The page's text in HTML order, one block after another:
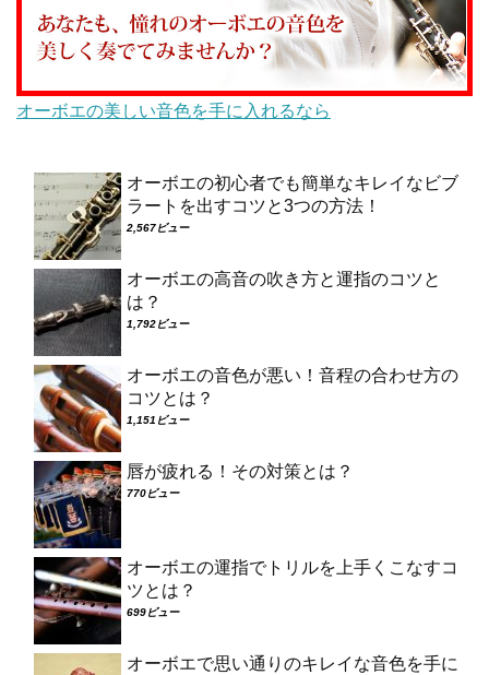
オーボエの美しい音色を手に入れるなら
オーボエの初心者でも簡単なキレイなビブ
ラートを出すコツと3つの方法！
2,567ビュー
オーボエの高音の吹き方と運指のコツと
は？
1,792ビュー
オーボエの音色が悪い！音程の合わせ方の
コツとは？
1,151ビュー
唇が疲れる！その対策とは？
770ビュー
オーボエの運指でトリルを上手くこなすコ
ツとは？
699ビュー
オーボエで思い通りのキレイな音色を手に